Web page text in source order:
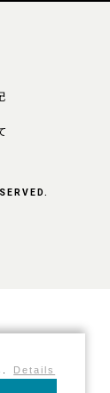
Details